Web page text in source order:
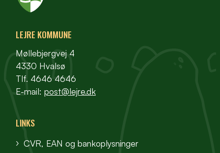
LEJRE KOMMUNE
Møllebjergvej 4
4330 Hvalsø
Tlf. 4646 4646
E-mail: post@lejre.dk
LINKS
CVR, EAN og bankoplysninger